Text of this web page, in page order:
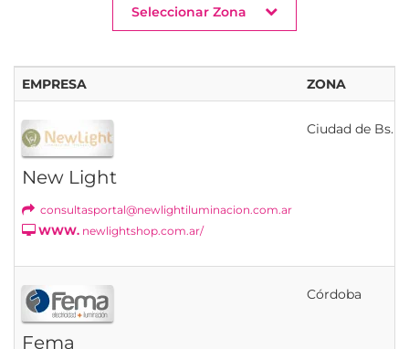
Seleccionar Zona
EMPRESA ZONA
New Light
consultasportal@newlightiluminacion.com.ar
WWW. newlightshop.com.ar/
Ciudad de Bs.
Fema
Córdoba